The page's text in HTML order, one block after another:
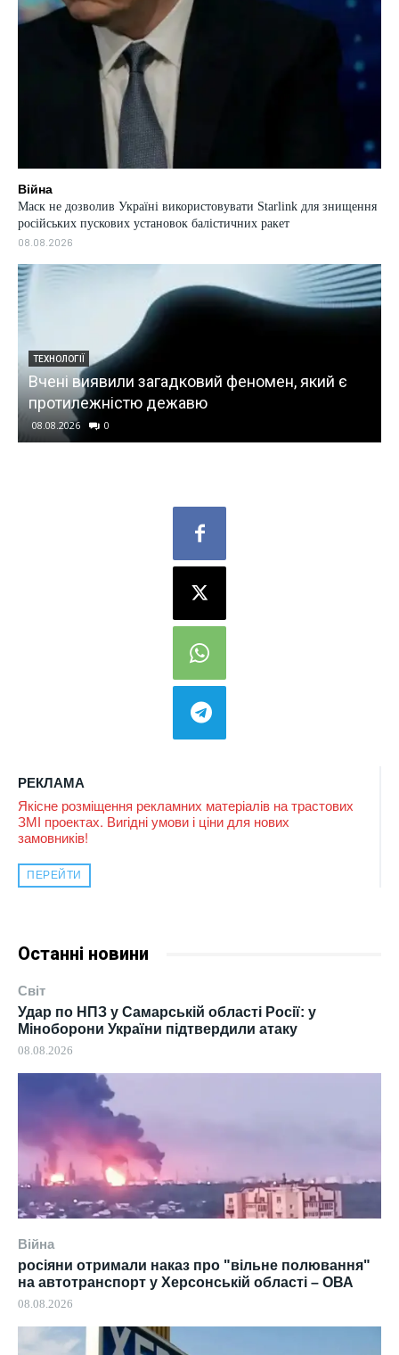
РЕКЛАМА
Якісне розміщення рекламних матеріалів на трастових
ЗМІ проектах. Вигідні умови і ціни для нових
замовників!
ПЕРЕЙТИ
Останні новини
Світ
Удар по НПЗ у Самарській області Росії: у
Міноборони України підтвердили атаку
08.08.2026
Війна
росіяни отримали наказ про "вільне полювання"
на автотранспорт у Херсонській області – ОВА
08.08.2026
Війна
Маск не дозволив Україні використовувати Starlink для знищення
російських пускових установок балістичних ракет
08.08.2026
ТЕХНОЛОГІЇ
Вчені виявили загадковий феномен, який є
протилежністю дежавю
08.08.2026 0